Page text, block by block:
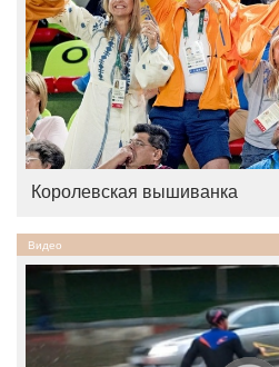
Королевская вышиванка
Видео